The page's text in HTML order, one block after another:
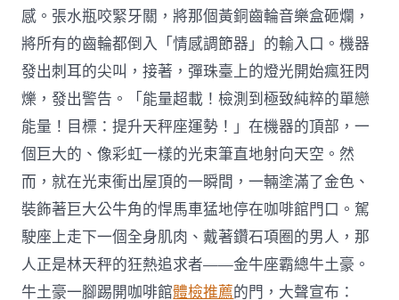
感。張水瓶咬緊牙關，將那個黃銅齒輪音樂盒砸爛，
將所有的齒輪都倒入「情感調節器」的輸入口。機器
發出刺耳的尖叫，接著，彈珠臺上的燈光開始瘋狂閃
爍，發出警告。「能量超載！檢測到極致純粹的單戀
能量！目標：提升天秤座運勢！」在機器的頂部，一
個巨大的、像彩虹一樣的光束筆直地射向天空。然
而，就在光束衝出屋頂的一瞬間，一輛塗滿了金色、
裝飾著巨大公牛角的悍馬車猛地停在咖啡館門口。駕
駛座上走下一個全身肌肉、戴著鑽石項圈的男人，那
人正是林天秤的狂熱追求者——金牛座霸總牛土豪。
牛土豪一腳踢開咖啡館體檢推薦的門，大聲宣布：